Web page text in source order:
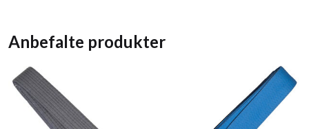
Anbefalte produkter